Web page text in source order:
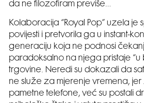
da ne filozofiram previše…
Kolaboracija “Royal Pop” uzela je
povijesti i pretvorila ga u instant-
generaciju koja ne podnosi
paradoksalno na njega pristaje “u
trgovine. Neredi su dokazali da
ne služe za mjerenje vremena, jer
pametne telefone, već su postali